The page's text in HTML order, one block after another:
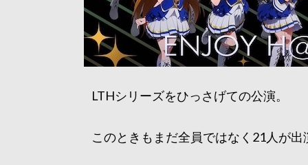
LTHシリーズをひっさげての公演。
このときもまだ全員ではなく21人が出